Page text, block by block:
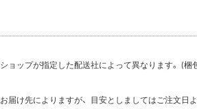
ョップが指定した配送社によって異なります。(梱
届け先によりますが、目安としましてはご注文日